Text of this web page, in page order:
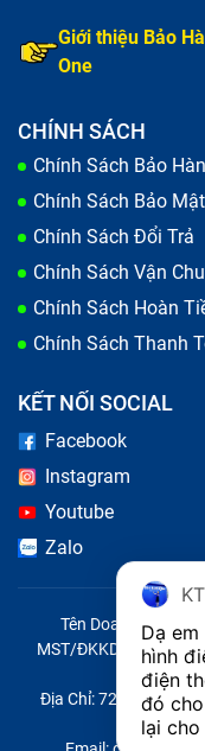
Giới thiệu Bảo
One
CHÍNH SÁCH
Chính Sách Bảo
Chính Sách Bảo Mật
Chính Sách Đổi Trả
Chính Sách Vận
Chính Sách Hoàn
Chính Sách Thanh
KẾT NỐI SOCIAL
Facebook
Instagram
Youtube
Zalo
Tên Doanh Nghiệp:
MST/ĐKKD/QĐTL:
Địa Chỉ: 721 Trường
Thành
Dạ
hình
điện
đó
lại cho